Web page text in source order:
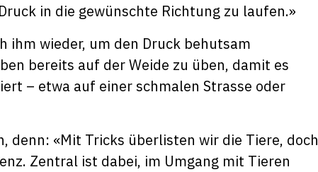
in die gewünschte Richtung zu laufen.»
ihm wieder, um den Druck behutsam
bereits auf der Weide zu üben, damit es
– etwa auf einer schmalen Strasse oder
denn: «Mit Tricks überlisten wir die Tiere, doch
Zentral ist dabei, im Umgang mit Tieren